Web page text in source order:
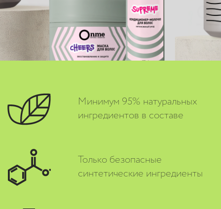
Минимум 95% натуральных
ингредиентов в составе
Только безопасные
синтетические ингредиенты